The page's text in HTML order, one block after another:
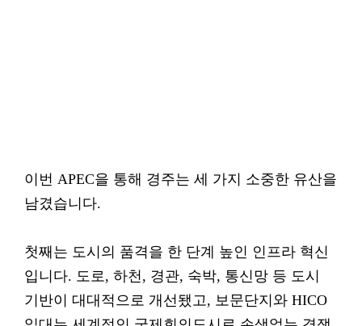
이번 APEC을 통해 경주는 세 가지 소중한 유산을
남겼습니다.
첫째는 도시의 품격을 한 단계 높인 인프라 혁신
입니다. 도로, 하천, 경관, 숙박, 통신망 등 도시
기반이 대대적으로 개선됐고, 보문단지와 HICO